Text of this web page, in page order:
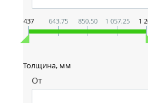
437 643.75 850.50 1 057.25 1
Толщина, мм
От